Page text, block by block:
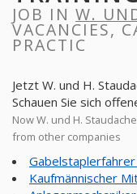
JOB IN W.
VACANCIES,
PRACTIC
Jetzt W. und H.
Schauen Sie sich
Now W. und H.
from other companies
Kaufmännischer